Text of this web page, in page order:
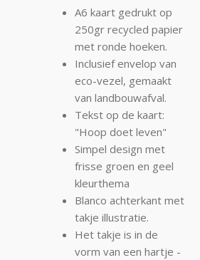
A6 kaart gedrukt op
250gr recycled papier
met ronde hoeken.
Inclusief envelop van
eco-vezel, gemaakt
van landbouwafval.
Tekst op de kaart:
"Hoop doet leven"
Simpel design met
frisse groen en geel
kleurthema
Blanco achterkant met
takje illustratie.
Het takje is in de
vorm van een hartje -